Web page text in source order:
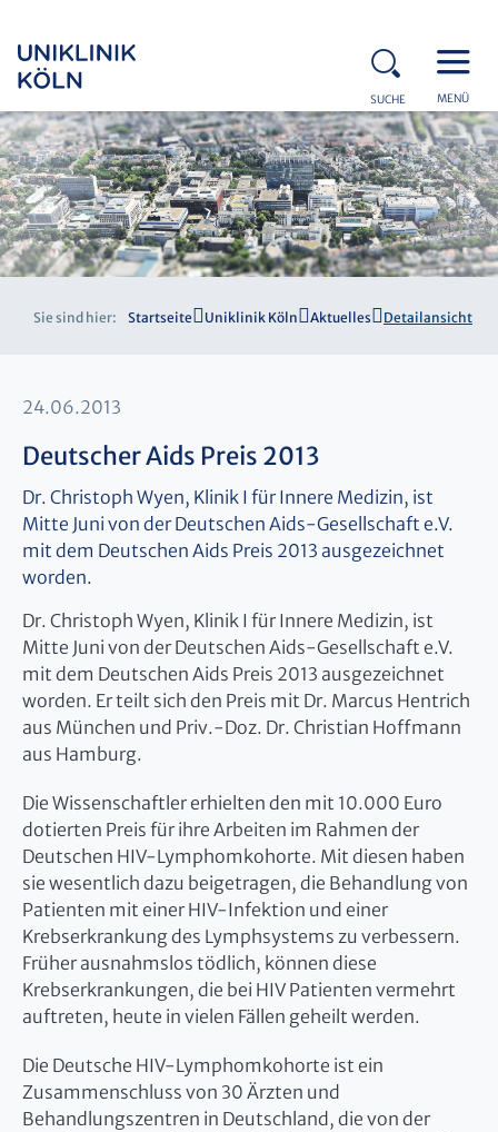
SUCHE MENÜ
Sie sind hier: Startseite Uniklinik Köln Aktuelles Detailansicht
24.06.2013
Deutscher Aids Preis 2013
Dr. Christoph Wyen, Klinik I für Innere Medizin, ist
Mitte Juni von der Deutschen Aids-Gesellschaft e.V.
mit dem Deutschen Aids Preis 2013 ausgezeichnet
worden.
Dr. Christoph Wyen, Klinik I für Innere Medizin, ist
Mitte Juni von der Deutschen Aids-Gesellschaft e.V.
mit dem Deutschen Aids Preis 2013 ausgezeichnet
worden. Er teilt sich den Preis mit Dr. Marcus Hentrich
aus München und Priv.-Doz. Dr. Christian Hoffmann
aus Hamburg.
Die Wissenschaftler erhielten den mit 10.000 Euro
dotierten Preis für ihre Arbeiten im Rahmen der
Deutschen HIV-Lymphomkohorte. Mit diesen haben
sie wesentlich dazu beigetragen, die Behandlung von
Patienten mit einer HIV-Infektion und einer
Krebserkrankung des Lymphsystems zu verbessern.
Früher ausnahmslos tödlich, können diese
Krebserkrankungen, die bei HIV Patienten vermehrt
auftreten, heute in vielen Fällen geheilt werden.
Die Deutsche HIV-Lymphomkohorte ist ein
Zusammenschluss von 30 Ärzten und
Behandlungszentren in Deutschland, die von der